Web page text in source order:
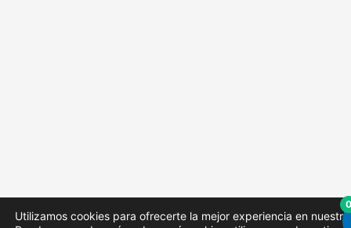
Utilizamos cookies para ofrecerte la mejor experiencia en
0